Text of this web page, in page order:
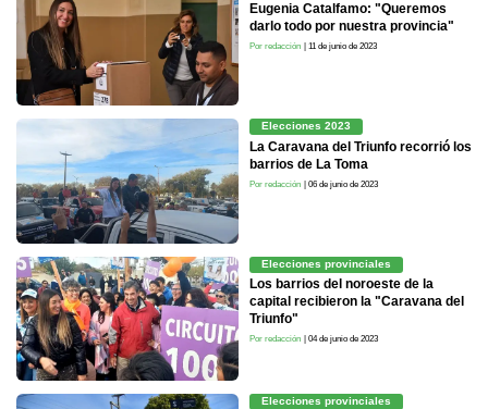
Eugenia Catalfamo: "Queremos
darlo todo por nuestra provincia"
Por redacción | 11 de junio de 2023
Elecciones 2023
La Caravana del Triunfo recorrió los
barrios de La Toma
Por redacción | 06 de junio de 2023
Elecciones provinciales
Los barrios del noroeste de la
capital recibieron la "Caravana del
Triunfo"
Por redacción | 04 de junio de 2023
Elecciones provinciales